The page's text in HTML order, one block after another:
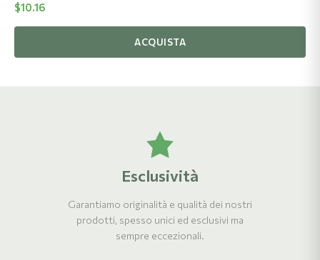
$10.16
ACQUISTA
Esclusività
Garantiamo originalità e qualità dei nostri
prodotti, spesso unici ed esclusivi ma
sempre eccezionali.